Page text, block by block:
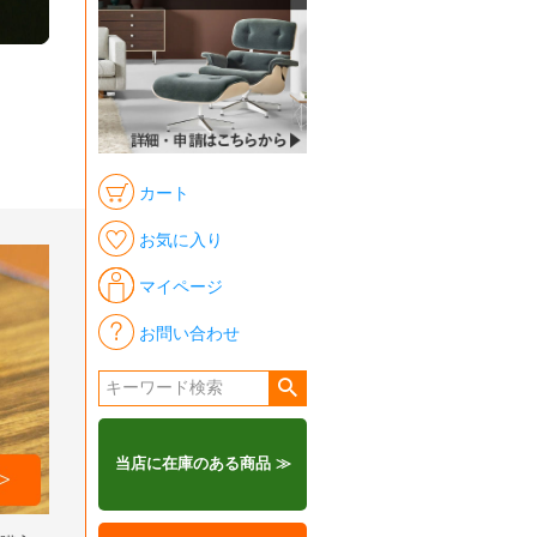
カート
お気に入り
マイページ
お問い合わせ
当店に在庫のある商品 ≫